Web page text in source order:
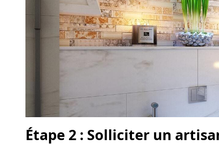
Étape 2 : Solliciter un